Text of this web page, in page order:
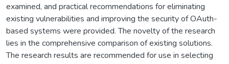
examined, and practical recommendations for eliminating
existing vulnerabilities and improving the security of OAuth-
based systems were provided. The novelty of the research
lies in the comprehensive comparison of existing solutions.
The research results are recommended for use in selecting